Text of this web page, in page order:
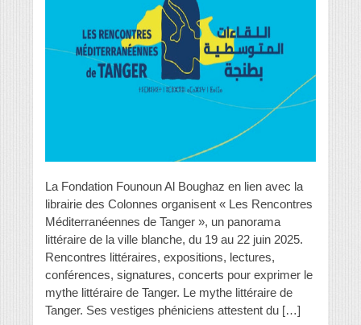
La Fondation Founoun Al Boughaz en lien avec la
librairie des Colonnes organisent « Les Rencontres
Méditerranéennes de Tanger », un panorama
littéraire de la ville blanche, du 19 au 22 juin 2025.
Rencontres littéraires, expositions, lectures,
conférences, signatures, concerts pour exprimer le
mythe littéraire de Tanger. Le mythe littéraire de
Tanger. Ses vestiges phéniciens attestent du […]